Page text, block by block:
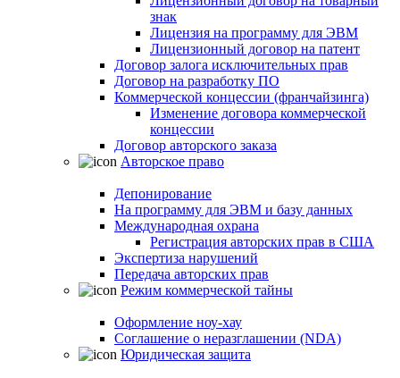
знак
Лицензия на программу для ЭВМ
Лицензионный договор на патент
Договор залога исключительных прав
Договор на разработку ПО
Коммерческой концессии (франчайзинга)
Изменение договора коммерческой
концессии
Договор авторского заказа
Авторское право
Депонирование
На программу для ЭВМ и базу данных
Международная охрана
Регистрация авторских прав в США
Экспертиза нарушений
Передача авторских прав
Режим коммерческой тайны
Оформление ноу-хау
Соглашение о неразглашении (NDA)
Юридическая защита